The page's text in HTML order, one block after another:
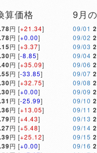
算価格
円 [+21.34]
円 [+0.00]
円 [+3.37]
円 [-8.85]
円 [+35.09]
円 [-33.85]
円 [+32.75]
円 [+0.00]
円 [-25.99]
円 [+13.05]
円 [+4.43]
円 [+5.48]
円 [+25.12]
円 [+0.00]
9月
09/01
09/02
09/03
09/04
09/06
09/07
09/08
09/09
09/10
09/11
09/13
09/14
09/15
09/16